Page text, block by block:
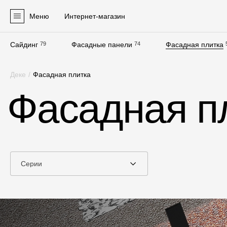
Меню Интернет-магазин
Сайдинг 79 Фасадные панели 74 Фасадная плитка
Сайдинг
Софиты
Фасадная плитка
Пленки и мембраны
Деке / Фасадная плитка
Фасадная
Серии